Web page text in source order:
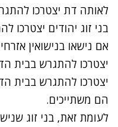
לאותה דת יצטרכו
בני זוג יהודים יצטרכו
אם נישאו בנישואין
יצטרכו להתגרש בבית
יצטרכו להתגרש בבית
הם משתייכים.
לעומת זאת, בני זוג